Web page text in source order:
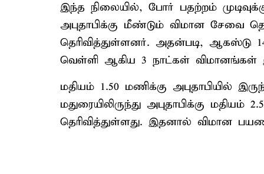
இந்த நிலையில், போர் பதற்றம்
அபுதாபிக்கு மீண்டும் விமான சேவை
தெரிவித்துள்ளனர். அதன்படி, ஆகஸ்டு
வெள்ளி ஆகிய 3 நாட்கள் விமானங்கள்
மதியம் 1.50 மணிக்கு அபுதாபியில்
மதுரையிலிருந்து அபுதாபிக்கு
தெரிவித்துள்ளது. இதனால் விமான